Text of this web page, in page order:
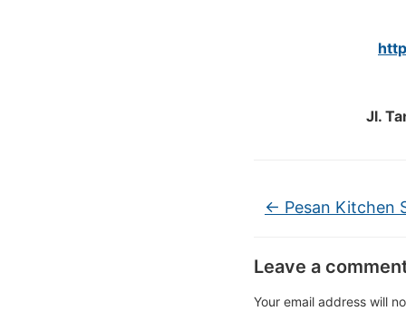
Jl.
← Pesan Kitchen
Leave a
Your email address will